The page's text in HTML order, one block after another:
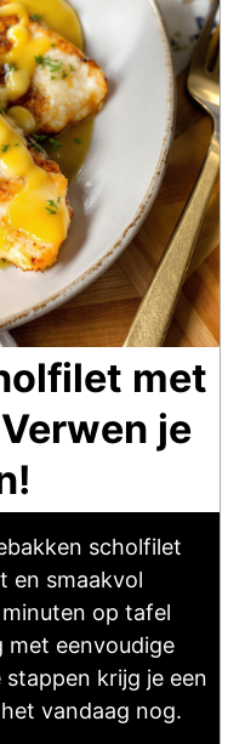
met
je
scholfilet
en smaakvol
op tafel
met eenvoudige
krijg je een
vandaag nog.